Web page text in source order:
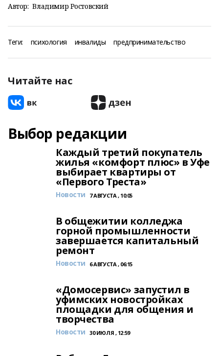
Автор: Владимир Ростовский
Теги: психология инвалиды предпринимательство
Читайте нас
Выбор редакции
Каждый третий покупатель
жилья «комфорт плюс» в Уфе
выбирает квартиры от
«Первого Треста»
Новости 7 АВГУСТА , 10:05
В общежитии колледжа
горной промышленности
завершается капитальный
ремонт
Новости 6 АВГУСТА , 06:15
«Домосервис» запустил в
уфимских новостройках
площадки для общения и
творчества
Новости 30 ИЮЛЯ , 12:59